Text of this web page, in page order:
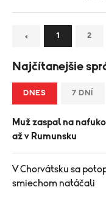
1 2
Najčítanejšie
DNES 7 DNÍ
Muž zaspal na
až v Rumunsku
V Chorvátsku sa
smiechom natáčali